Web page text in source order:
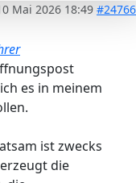
Mai 2026 18:49 #24766
es in meinem
ist zwecks
die